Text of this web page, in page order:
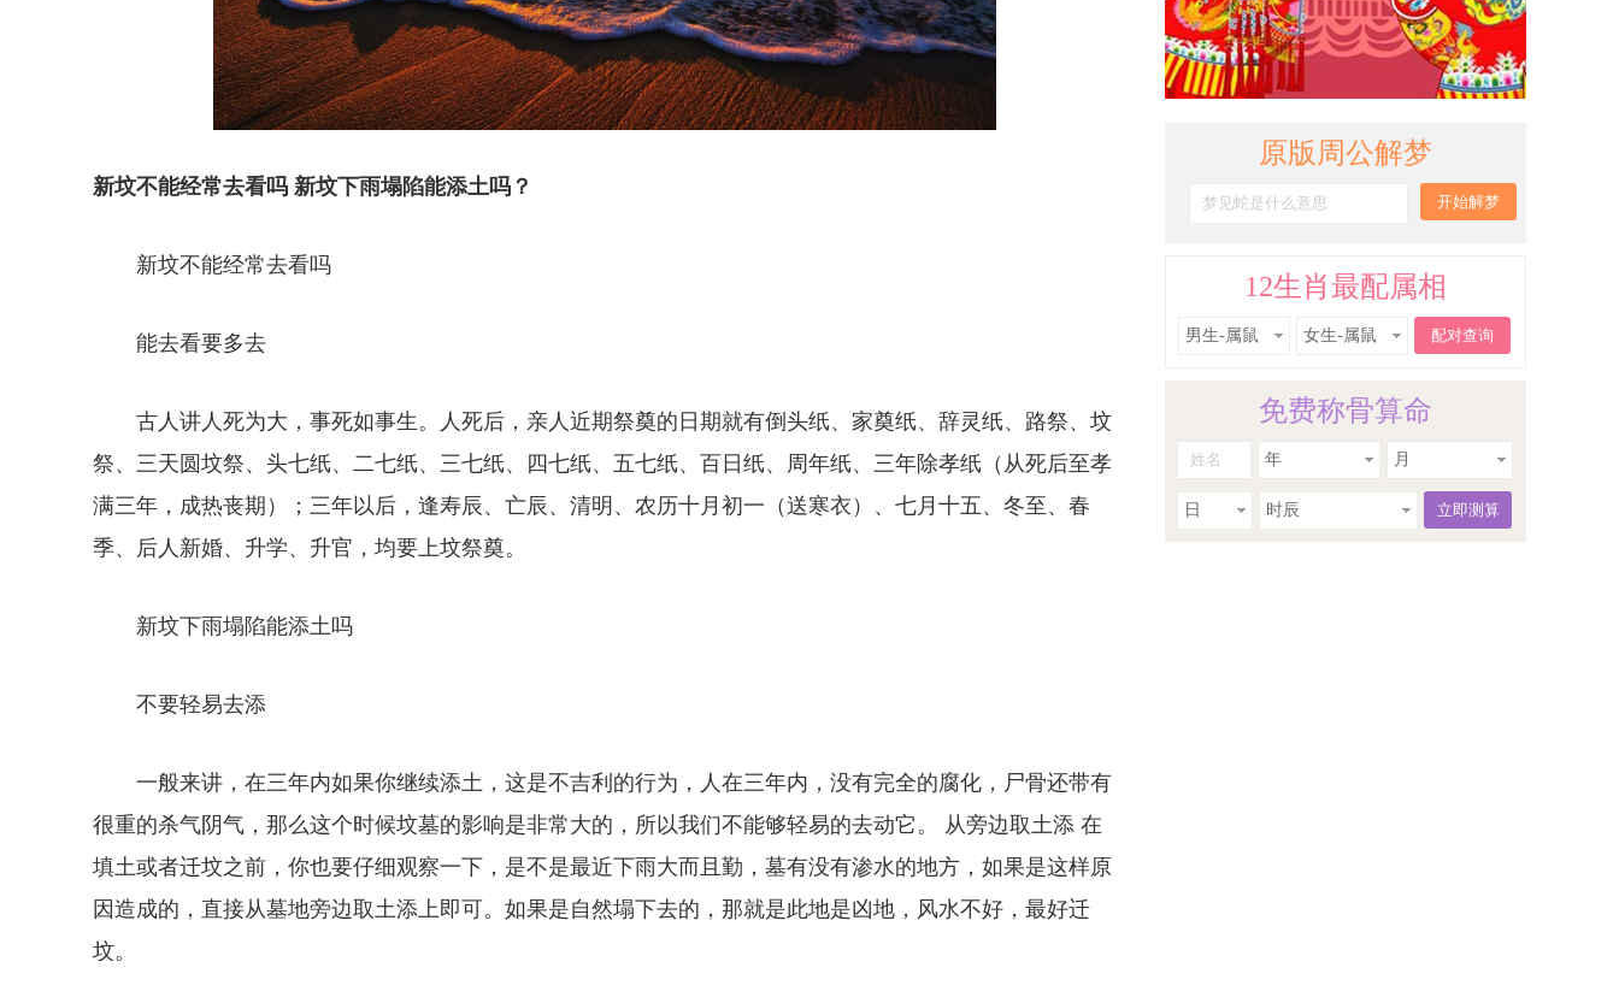
新坟不能经常去看吗 新坟下雨塌陷能添土吗？
新坟不能经常去看吗
能去看要多去
古人讲人死为大，事死如事生。人死后，亲人近期祭奠的日期就有倒头纸、家奠纸、辞灵纸、路祭、坟
祭、三天圆坟祭、头七纸、二七纸、三七纸、四七纸、五七纸、百日纸、周年纸、三年除孝纸（从死后至孝
满三年，成热丧期）；三年以后，逢寿辰、亡辰、清明、农历十月初一（送寒衣）、七月十五、冬至、春
季、后人新婚、升学、升官，均要上坟祭奠。
新坟下雨塌陷能添土吗
不要轻易去添
一般来讲，在三年内如果你继续添土，这是不吉利的行为，人在三年内，没有完全的腐化，尸骨还带有
很重的杀气阴气，那么这个时候坟墓的影响是非常大的，所以我们不能够轻易的去动它。 从旁边取土添 在
填土或者迁坟之前，你也要仔细观察一下，是不是最近下雨大而且勤，墓有没有渗水的地方，如果是这样原
因造成的，直接从墓地旁边取土添上即可。如果是自然塌下去的，那就是此地是凶地，风水不好，最好迁
坟。
原版周公解梦
12生肖最配属相
男生-属鼠 女生-属鼠
免费称骨算命
年 月
日 时辰